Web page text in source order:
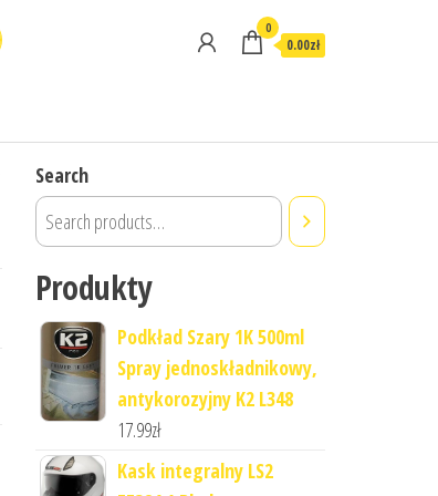
0
0.00zł
Search
Produkty
Podkład Szary 1K 500ml
Spray jednoskładnikowy,
antykorozyjny K2 L348
17.99zł
Kask integralny LS2